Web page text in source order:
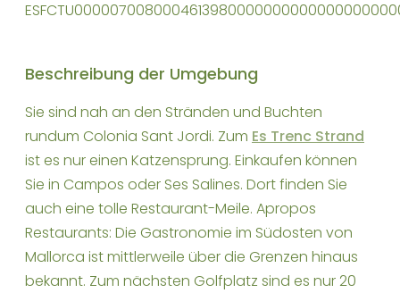
Beschreibung der Umgebung
Sie sind nah an den Stränden und Buchten
rundum Colonia Sant Jordi. Zum Es Trenc Strand
ist es nur einen Katzensprung. Einkaufen können
Sie in Campos oder Ses Salines. Dort finden Sie
auch eine tolle Restaurant-Meile. Apropos
Restaurants: Die Gastronomie im Südosten von
Mallorca ist mittlerweile über die Grenzen hinaus
bekannt. Zum nächsten Golfplatz sind es nur 20